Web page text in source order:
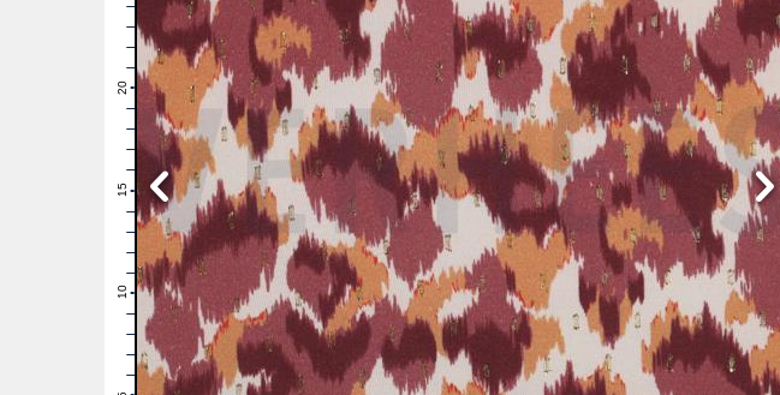
6
10
11
12
13
14
15
16
17
18
19
20
21
22
23
24